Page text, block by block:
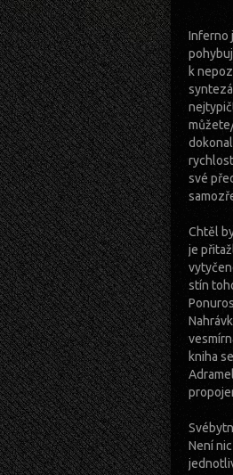
Inferno
k
své
Chtěl
je
stín
kniha se
Není